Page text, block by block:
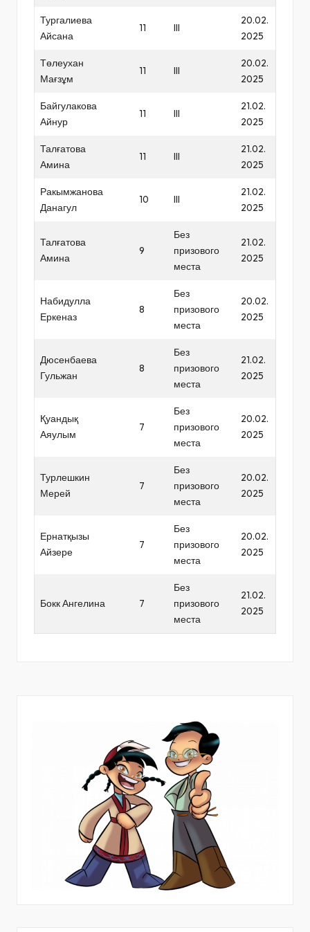
Тургалиева
Айсана
11 III
20.02.
2025
Төлеухан
Мағзұм
11 III
20.02.
2025
Байгулакова
Айнур
11 III
21.02.
2025
Талғатова
Амина
11 III
21.02.
2025
Ракымжанова
Данагул
10 III
21.02.
2025
Талғатова
Амина
9
Без
призового
места
21.02.
2025
Набидулла
Еркеназ
8
Без
призового
места
20.02.
2025
Дюсенбаева
Гульжан
8
Без
призового
места
21.02.
2025
Қуандық
Аяулым
7
Без
призового
места
20.02.
2025
Турлешкин
Мерей
7
Без
призового
места
20.02.
2025
Ернатқызы
Айзере
7
Без
призового
места
20.02.
2025
Бокк Ангелина 7
Без
призового
места
21.02.
2025